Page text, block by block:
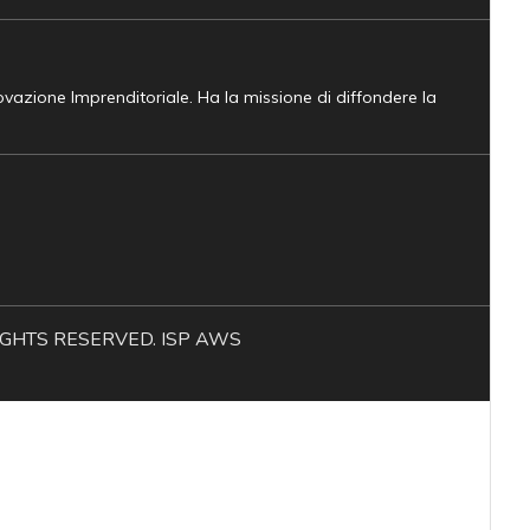
Imprenditoriale. Ha la missione di diffondere la
RESERVED. ISP AWS